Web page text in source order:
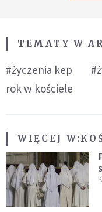
TEMATY W
#życzenia kep
rok w kościele
WIĘCEJ W: